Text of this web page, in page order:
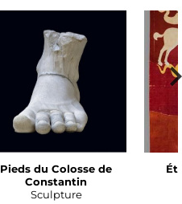
Pieds du Colosse de
Constantin
Sculpture